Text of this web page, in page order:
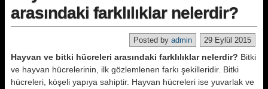
arasındaki farklılıklar nelerdir?
29 Eylül 2015
Posted by admin
Hayvan ve bitki hücreleri arasındaki farklılıklar nelerdir? Bitki
ve hayvan hücrelerinin, ilk gözlemlenen farkı şekilleridir. Bitki
hücreleri, köşeli yapıya sahiptir. Hayvan hücreleri ise yuvarlak ve